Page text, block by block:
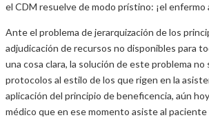
el CDM resuelve de modo prístino: ¡el
Ante el problema de jerarquización de los
adjudicación de recursos no disponibles para
una cosa clara, la solución de este problema
protocolos al estilo de los que rigen en la
aplicación del principio de beneficencia, aún
médico que en ese momento asiste al